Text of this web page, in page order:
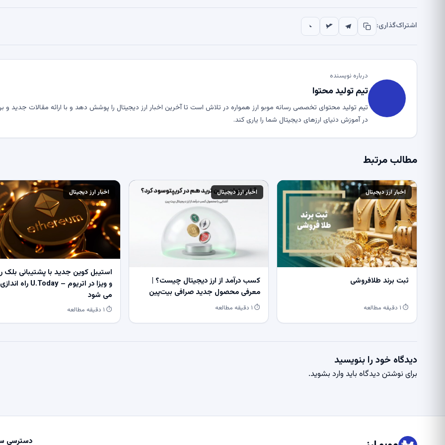
اشتراک‌گذاری:
درباره نویسنده
تیم تولید محتوا
تیم تولید محتوای تخصصی رسانه موبو ارز همواره در تلاش است تا آخرین اخبار ارز دیجیتال را پوشش دهد و با ارائه مقالات جدید و
در آموزش دنیای ارزهای دیجیتال شما را یاری کند.
مطالب مرتبط
اخبار ارز دیجیتال
ثبت برند طلافروشی
⏱ ۱ دقیقه مطالعه
اخبار ارز دیجیتال
کسب درآمد از ارز دیجیتال چیست؟ |
معرفی محصول جدید صرافی بیت‌پین
⏱ ۱ دقیقه مطالعه
اخبار ارز دیجیتال
استیبل کوین جدید با پشتیبانی بلک
و ویزا در اتریوم – U.Today راه اندازی
می شود
⏱ ۱ دقیقه مطالعه
دیدگاه خود را بنویسید
برای نوشتن دیدگاه باید وارد بشوید.
دسترسی